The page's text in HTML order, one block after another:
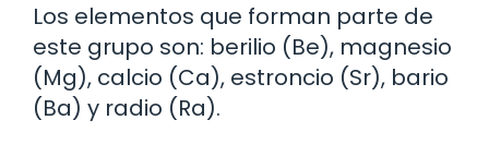
Los elementos que forman parte de
este grupo son: berilio (Be), magnesio
(Mg), calcio (Ca), estroncio (Sr), bario
(Ba) y radio (Ra).